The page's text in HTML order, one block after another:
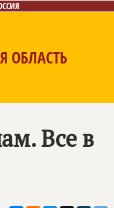
ОБЛАСТЬ
Все в